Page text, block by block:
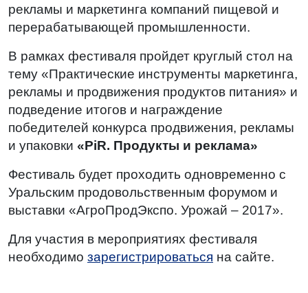
рекламы и маркетинга компаний пищевой и
перерабатывающей промышленности.
В рамках фестиваля пройдет круглый стол на
тему «Практические инструменты маркетинга,
рекламы и продвижения продуктов питания» и
подведение итогов и награждение
победителей конкурса продвижения, рекламы
и упаковки «PiR. Продукты и реклама»
Фестиваль будет проходить одновременно с
Уральским продовольственным форумом и
выставки «АгроПродЭкспо. Урожай – 2017».
Для участия в мероприятиях фестиваля
необходимо зарегистрироваться на сайте.